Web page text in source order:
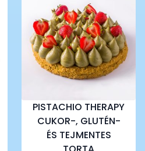
van.
A
változatok
a
termékoldalon
választhatók
PISTACHIO THERAPY
CUKOR-, GLUTÉN-
ÉS TEJMENTES